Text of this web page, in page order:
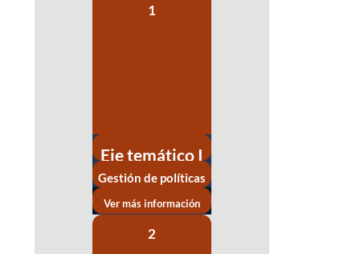
1
Eje temático I
Gestión de políticas
públicas
Ver más información
2